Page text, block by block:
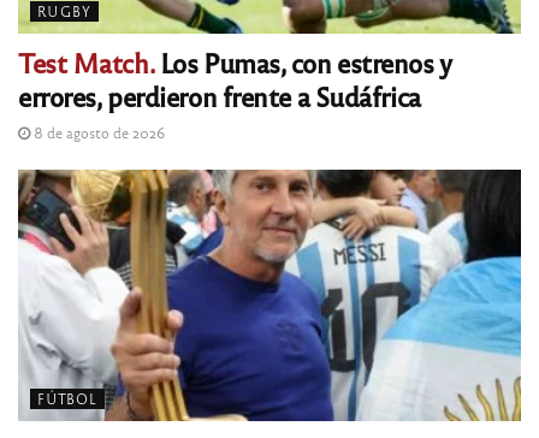
RUGBY
Test Match.Los Pumas, con estrenos y
errores, perdieron frente a Sudáfrica
8 de agosto de 2026
FÚTBOL